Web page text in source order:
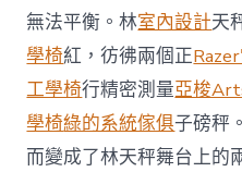
無法平衡。林室內設計天
學椅紅，彷彿兩個正
工學椅行精密測量亞梭
學椅綠的系統傢俱子磅秤
而變成了林天秤舞台上的